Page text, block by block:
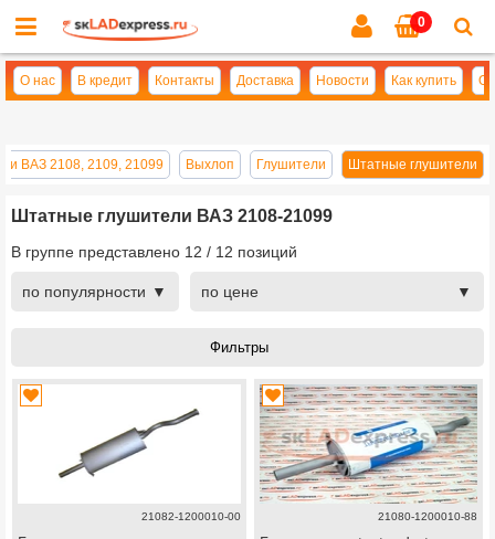
0
О нас В кредит Контакты Доставка Новости Как купить
ВАЗ 2108, 2109, 21099 Выхлоп Глушители Штатные глушители
Штатные глушители ВАЗ 2108-21099
В группе представлено 12 / 12 позиций
по популярности по цене
21082-1200010-00 21080-1200010-88